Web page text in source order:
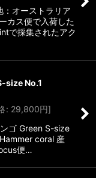
オーストラリア
カス便で入荷した
で採集されたアク
size No.1
: 29,800円]
ゴ Green S-size
coral 産
便…